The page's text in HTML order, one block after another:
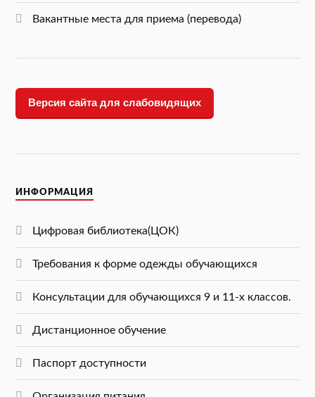
Вакантные места для приема (перевода)
Версия сайта для слабовидящих
ИНФОРМАЦИЯ
Цифровая библиотека(ЦОК)
Требования к форме одежды обучающихся
Консультации для обучающихся 9 и 11-х классов.
Дистанционное обучение
Паспорт доступности